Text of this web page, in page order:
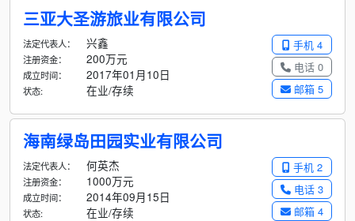
三亚大圣游旅业有限公司
手机 4
电话 0
邮箱 5
法定代表人： 兴鑫
注册资金： 200万元
成立时间： 2017年01月10日
状态: 在业/存续
海南绿岛田园实业有限公司
手机 2
电话 3
邮箱 4
法定代表人： 何英杰
注册资金： 1000万元
成立时间： 2014年09月15日
状态: 在业/存续